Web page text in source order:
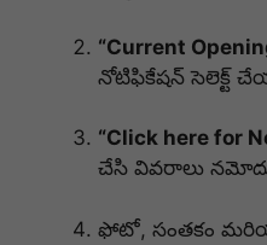
“Current
నోటిఫికేషన్ సెలెక్ట్
“Click here for
చేసి వివరాలు
ఫోటో, సంతకం